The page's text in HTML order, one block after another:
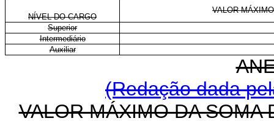
NÍVEL DO CARGO
VALOR
Superior
Intermediário
Auxiliar
(Redação dada
VALOR MÁXIMO DA SOMA